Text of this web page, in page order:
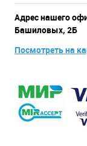
Адрес нашего
Башиловых, 2Б
Посмотреть на